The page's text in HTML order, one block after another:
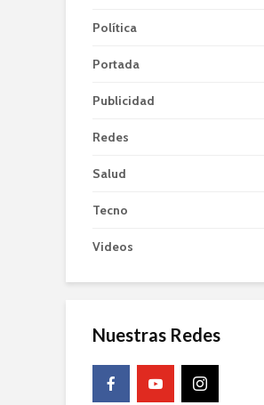
Política
Portada
Publicidad
Redes
Salud
Tecno
Videos
Nuestras Redes